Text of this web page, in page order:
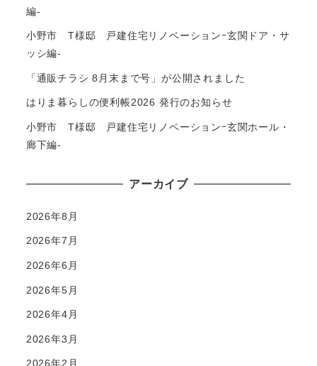
編-
小野市 T様邸 戸建住宅リノベーションｰ玄関ドア・サ
ッシ編-
「通販チラシ 8月末まで号」が公開されました
はりま暮らしの便利帳2026 発行のお知らせ
小野市 T様邸 戸建住宅リノベーションｰ玄関ホール・
廊下編-
アーカイブ
2026年8月
2026年7月
2026年6月
2026年5月
2026年4月
2026年3月
2026年2月